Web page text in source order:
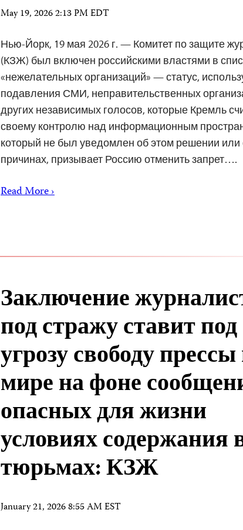
May 19, 2026 2:13 PM EDT
Нью-Йорк, 19 мая 2026 г. — Комитет по защите
(КЗЖ) был включен российскими властями в
«нежелательных организаций» — статус,
подавления СМИ, неправительственных
других независимых голосов, которые Кремль
своему контролю над информационным
который не был уведомлен об этом решении или
причинах, призывает Россию отменить запрет….
Read More ›
Заключение
под стражу ставит под
угрозу свободу
мире на фоне
опасных для жизни
условиях содержания
тюрьмах: КЗЖ
January 21, 2026 8:55 AM EST